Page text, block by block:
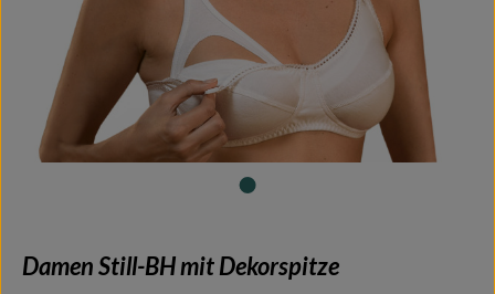
Damen Still-BH mit Dekorspitze